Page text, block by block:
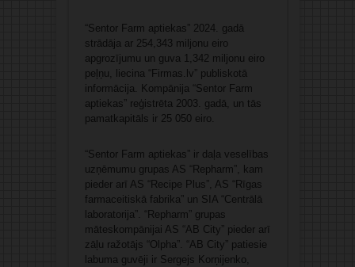
“Sentor Farm aptiekas” 2024. gadā
strādāja ar 254,343 miljonu eiro
apgrozījumu un guva 1,342 miljonu eiro
peļņu, liecina “Firmas.lv” publiskotā
informācija. Kompānija “Sentor Farm
aptiekas” reģistrēta 2003. gadā, un tās
pamatkapitāls ir 25 050 eiro.
“Sentor Farm aptiekas” ir daļa veselības
uzņēmumu grupas AS “Repharm”, kam
pieder arī AS “Recipe Plus”, AS “Rīgas
farmaceitiskā fabrika” un SIA “Centrālā
laboratorija”. “Repharm” grupas
māteskompānijai AS “AB City” pieder arī
zāļu ražotājs “Olpha”. “AB City” patiesie
labuma guvēji ir Sergejs Korņijenko,